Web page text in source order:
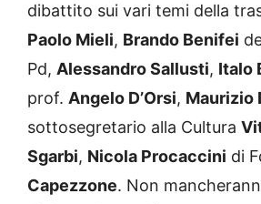
dibattito sui vari temi della
Paolo Mieli, Brando Benifei
Pd, Alessandro Sallusti, Italo
prof. Angelo D’Orsi, Maurizio
sottosegretario alla Cultura
Sgarbi, Nicola Procaccini di
Capezzone. Non